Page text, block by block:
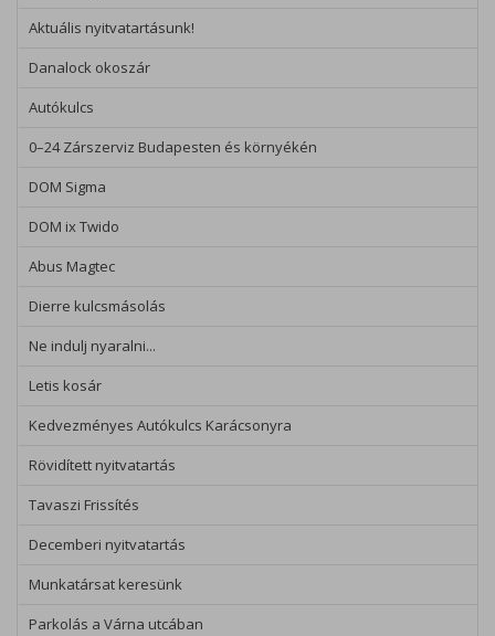
Aktuális nyitvatartásunk!
Danalock okoszár
Autókulcs
0–24 Zárszerviz Budapesten és környékén
DOM Sigma
DOM ix Twido
Abus Magtec
Dierre kulcsmásolás
Ne indulj nyaralni...
Letis kosár
Kedvezményes Autókulcs Karácsonyra
Rövidített nyitvatartás
Tavaszi Frissítés
Decemberi nyitvatartás
Munkatársat keresünk
Parkolás a Várna utcában